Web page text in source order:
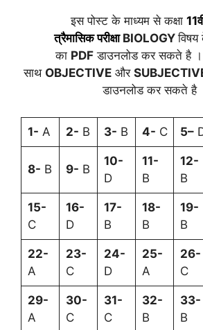
इस पोस्ट के माध्यम से कक्षा
त्रैमासिकपरीक्षाBIOLOGY
का PDF डाउनलोड कर सकते है
साथ OBJECTIVE और
डाउनलोड कर सकते है
1- A 2- B 3- B 4- C 5–
8- B 9- B
10-
D
11-
B
12-
B
15-
C
16-
D
17-
B
18-
B
19-
B
22-
A
23-
C
24-
D
25-
A
26-
C
29-
A
30-
C
31-
C
32-
B
33-
B